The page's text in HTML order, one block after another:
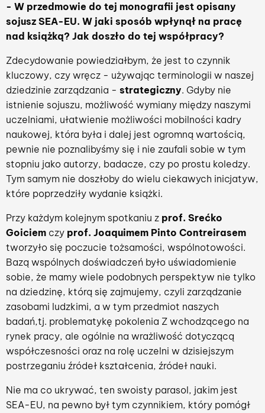
- W przedmowie do tej monografii jest opisany
sojusz SEA-EU. W jaki sposób wpłynął na pracę
nad książką? Jak doszło do tej współpracy?
Zdecydowanie powiedziałbym, że jest to czynnik
kluczowy, czy wręcz - używając terminologii w naszej
dziedzinie zarządzania - strategiczny. Gdyby nie
istnienie sojuszu, możliwość wymiany między naszymi
uczelniami, ułatwienie możliwości mobilności kadry
naukowej, która była i dalej jest ogromną wartością,
pewnie nie poznalibyśmy się i nie zaufali sobie w tym
stopniu jako autorzy, badacze, czy po prostu koledzy.
Tym samym nie doszłoby do wielu ciekawych inicjatyw,
które poprzedziły wydanie książki.
Przy każdym kolejnym spotkaniu z prof. Srećko
Goiciem czy prof. Joaquimem Pinto Contreirasem
tworzyło się poczucie tożsamości, wspólnotowości.
Bazą wspólnych doświadczeń było uświadomienie
sobie, że mamy wiele podobnych perspektyw nie tylko
na dziedzinę, którą się zajmujemy, czyli zarządzanie
zasobami ludzkimi, a w tym przedmiot naszych
badań,tj. problematykę pokolenia Z wchodzącego na
rynek pracy, ale ogólnie na wrażliwość dotyczącą
współczesności oraz na rolę uczelni w dzisiejszym
postrzeganiu źródeł kształcenia, źródeł nauki.
Nie ma co ukrywać, ten swoisty parasol, jakim jest
SEA-EU, na pewno był tym czynnikiem, który pomógł